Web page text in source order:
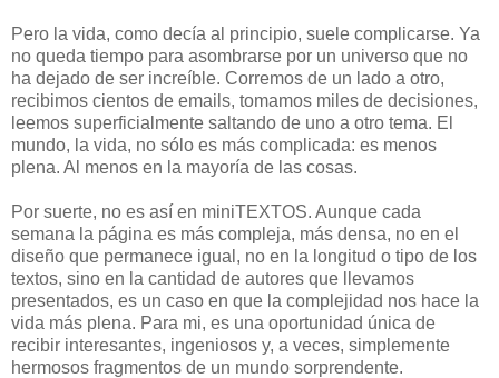
Pero la vida, como decía al principio, suele complicarse. Ya
no queda tiempo para asombrarse por un universo que no
ha dejado de ser increíble. Corremos de un lado a otro,
recibimos cientos de emails, tomamos miles de decisiones,
leemos superficialmente saltando de uno a otro tema. El
mundo, la vida, no sólo es más complicada: es menos
plena. Al menos en la mayoría de las cosas.
Por suerte, no es así en miniTEXTOS. Aunque cada
semana la página es más compleja, más densa, no en el
diseño que permanece igual, no en la longitud o tipo de los
textos, sino en la cantidad de autores que llevamos
presentados, es un caso en que la complejidad nos hace la
vida más plena. Para mi, es una oportunidad única de
recibir interesantes, ingeniosos y, a veces, simplemente
hermosos fragmentos de un mundo sorprendente.